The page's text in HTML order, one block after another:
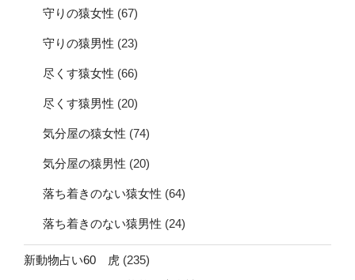
守りの猿女性 (67)
守りの猿男性 (23)
尽くす猿女性 (66)
尽くす猿男性 (20)
気分屋の猿女性 (74)
気分屋の猿男性 (20)
落ち着きのない猿女性 (64)
落ち着きのない猿男性 (24)
新動物占い60 虎 (235)